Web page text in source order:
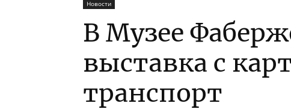
Новости
В Музее
выставка с
транспорт